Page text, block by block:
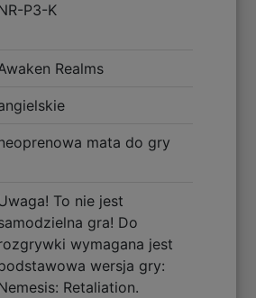
P3-K
Realms
mata do gry
To nie jest
gra! Do
wymagana jest
wersja gry:
Retaliation.